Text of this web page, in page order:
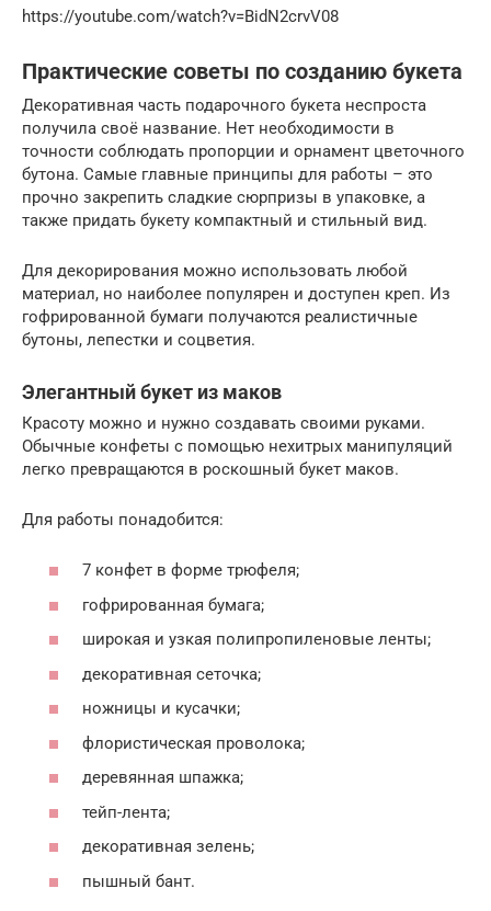
https://youtube.com/watch?v=BidN2crvV08
Практические советы по созданию букета
Декоративная часть подарочного букета неспроста
получила своё название. Нет необходимости в
точности соблюдать пропорции и орнамент цветочного
бутона. Самые главные принципы для работы – это
прочно закрепить сладкие сюрпризы в упаковке, а
также придать букету компактный и стильный вид.
Для декорирования можно использовать любой
материал, но наиболее популярен и доступен креп. Из
гофрированной бумаги получаются реалистичные
бутоны, лепестки и соцветия.
Элегантный букет из маков
Красоту можно и нужно создавать своими руками.
Обычные конфеты с помощью нехитрых манипуляций
легко превращаются в роскошный букет маков.
Для работы понадобится:
7 конфет в форме трюфеля;
гофрированная бумага;
широкая и узкая полипропиленовые ленты;
декоративная сеточка;
ножницы и кусачки;
флористическая проволока;
деревянная шпажка;
тейп-лента;
декоративная зелень;
пышный бант.